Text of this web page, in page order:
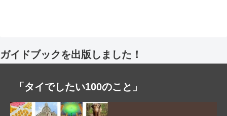
ガイドブックを出版しました！
「タイでしたい100のこと」